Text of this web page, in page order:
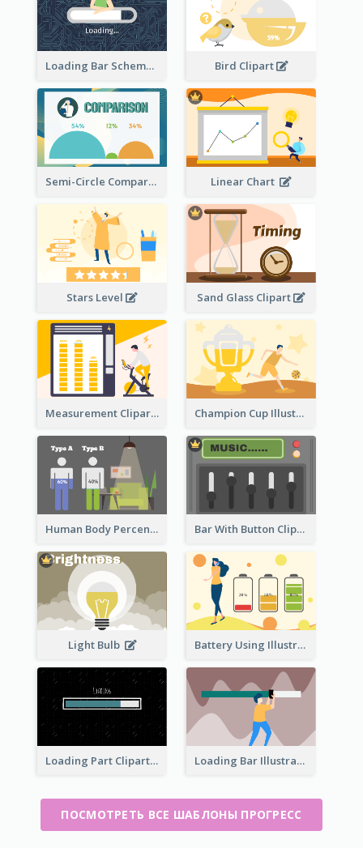
Loading Bar Schematic Diagram Bird Clipart
Semi-Circle Comparison Linear Chart
Stars Level Sand Glass Clipart
Measurement Clipart Champion Cup Illustration
Human Body Percentage Comparison Bar With Button Clipart
Light Bulb Battery Using Illustration
Loading Part Clipart Loading Bar Illustration
ПОСМОТРЕТЬ ВСЕ ШАБЛОНЫ ПРОГРЕСС